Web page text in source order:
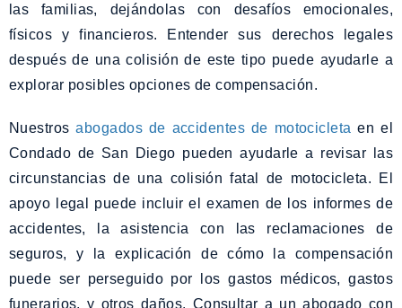
las familias, dejándolas con desafíos emocionales,
físicos y financieros. Entender sus derechos legales
después de una colisión de este tipo puede ayudarle a
explorar posibles opciones de compensación.
Nuestrosabogados de accidentes de motocicleta en el
Condado de San Diego pueden ayudarle a revisar las
circunstancias de una colisión fatal de motocicleta. El
apoyo legal puede incluir el examen de los informes de
accidentes, la asistencia con las reclamaciones de
seguros, y la explicación de cómo la compensación
puede ser perseguido por los gastos médicos, gastos
funerarios, y otros daños. Consultar a un abogado con